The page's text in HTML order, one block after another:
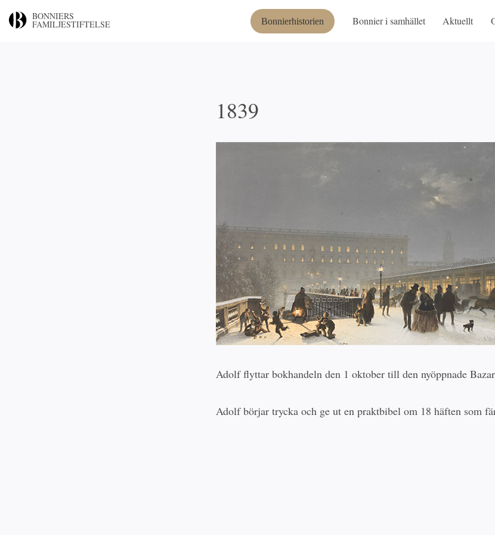
BONNIERS
FAMILJESTIFTELSE Bonnierhistorien Bonnier i samhället Aktuellt
1839
Adolf flyttar bokhandeln den 1 oktober till den nyöppnade
Adolf börjar trycka och ge ut en praktbibel om 18 häften som